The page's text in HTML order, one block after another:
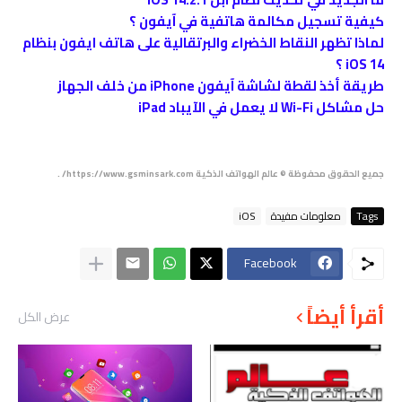
كيفية تسجيل مكالمة هاتفية في آيفون ؟
لماذا تظهر النقاط الخضراء والبرتقالية على هاتف ايفون بنظام
iOS 14 ؟
طريقة أخذ لقطة لشاشة آيفون iPhone من خلف الجهاز
حل مشاكل Wi-Fi لا يعمل في الآيباد iPad
جميع الحقوق محفوظة © عالم الهواتف الذكية https://www.gsminsark.com/ .
Tags معلومات مفيدة iOS
Facebook
أقرأ أيضاً عرض الكل